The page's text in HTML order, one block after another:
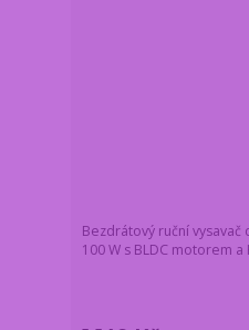
Bezdrátový ruční vysavač
100 W s BLDC motorem a